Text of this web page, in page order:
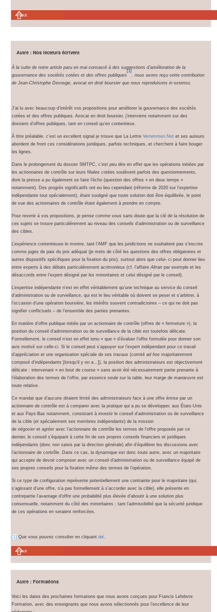
Haut
Autre : Nos lecteurs écrivent
À la suite de notre article paru en mai consacré à des suggestions d’amélioration de la
gouvernance des sociétés cotées et des offres publiques
[1]
, nous avons reçu cette contribution
de Jean-Christophe Devouge, avocat en droit boursier que nous reproduisons in extenso.
J’ai lu avec beaucoup d’intérêt vos propositions pour améliorer la gouvernance des sociétés
cotées et des offres publiques. Avocat en droit boursier, j’interviens notamment sur des
dossiers d’offres publiques, tant en conseil qu’en contentieux.
À titre préalable, c’est un excellent signal je trouve que La Lettre Vernimmen.Net et ses auteurs
abordent de front ces considérations juridiques, parfois techniques, et cherchent à faire bouger
les lignes.
Dans le prolongement du dossier SMTPC, c’est peu dire en effet que les opérations initiées par
les actionnaires de contrôle sur leurs filiales cotées soulèvent parfois des questionnements,
dont la presse a pu également se faire l’écho (question des offres « en deux temps »
notamment). Des progrès significatifs ont eu lieu cependant (réforme de 2020 sur l’expertise
indépendante tout spécialement), étant souligné que toute solution doit être équilibrée, le point
de vue des actionnaires de contrôle étant également à prendre en compte.
Pour revenir à vos propositions, je pense comme vous sans doute que la clé de la résolution de
ces sujets se trouve particulièrement au niveau des conseils d’administration ou de surveillance
des cibles.
L’expérience contentieuse le montre, tant l’AMF que les juridictions ne souhaitent pas s’inscrire
comme juges de paix du prix adéquat (je mets de côté les questions des offres obligatoires et
autres dispositifs spécifiques pour la fixation du prix), surtout alors que celui- ci peut donner lieu
entre experts à des débats particulièrement acrimonieux (cf. l’affaire Altran par exemple et les
désaccords entre l’expert désigné par les minoritaires et celui désigné par le conseil).
L’expertise indépendante n’est en effet véritablement qu’une technique au service du conseil
d’administration ou de surveillance, qui est le lieu véritable où doivent se peser et s’arbitrer, à
l’occasion d’une opération boursière, les intérêts souvent contradictoires – ce qui ne doit pas
signifier conflictuels – de l’ensemble des parties prenantes.
En matière d’offre publique initiée par un actionnaire de contrôle (offres de « fermeture »), la
position du conseil d’administration ou de surveillance de la cible est toutefois délicate.
Formellement, le conseil n’est en effet tenu « que » d’évaluer l’offre formulée pour donner son
avis motivé sur celle-ci. Si le conseil peut s’appuyer sur l’expert indépendant pour ce travail
d’appréciation et une organisation spéciale de ses travaux (comité ad hoc majoritairement
composé d’indépendants [lorsqu’il y en a…]), la position des administrateurs est objectivement
délicate : intervenant « en bout de course » sans avoir été nécessairement partie prenante à
l’élaboration des termes de l’offre, par essence seule sur la table, leur marge de manœuvre est
toute relative.
Ce mandat que d’aucuns diraient limité des administrateurs face à une offre émise par un
actionnaire de contrôle est à comparer avec la pratique qui a pu se développer, aux États-Unis
et aux Pays-Bas notamment, consistant à investir le conseil d’administration ou de surveillance
de la cible (et spécialement ses membres indépendants) de la mission
de négocieret agréeravec l’actionnaire de contrôle les termes de l’offre proposée par ce
dernier, le conseil s’équipant à cette fin de ses propres conseils financiers et juridiques
indépendants (donc non saisis par la direction générale) afin d’équilibrer les discussions avec
l’actionnaire de contrôle. Dans ce cas, la dynamique est donc toute autre, avec un majoritaire
qui accepte de devoir composer avec un conseil d’administration ou de surveillance équipé de
ses propres conseils pour la fixation même des termes de l’opération.
Si ce type de configuration représente potentiellement une contrainte pour le majoritaire (qui,
s’agissant d’une offre, n’a pas formellement à s’accorder avec la cible), elle présente en
contrepartie l’avantage d’offrir une probabilité plus élevée d’aboutir à une solution plus
consensuelle, notamment du côté des minoritaires ; tant l’admissibilité que la sécurité juridique
de ces opérations en seraient renforcées.
[1] Que vous pouvez consulter en cliquant ici
Haut
Autre : Formations
Voici les dates des prochaines formations que nous avons conçues pour Francis Lefebvre
Formation, avec des enseignants que nous avons sélectionnés pour l’excellence de leur